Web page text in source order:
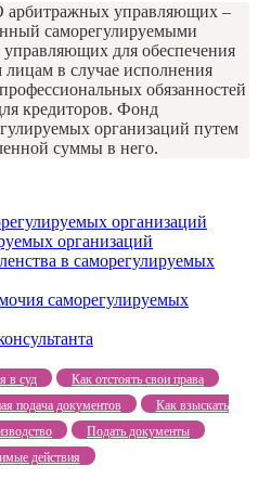
управляющих –
саморегулируемыми
для обеспечения
в случае исполнения
обязанностей
кредиторов. Фонд
организаций путем
суммы в него.
организаций
организаций
в саморегулируемых
саморегулируемых
в суд
Как отстоять свои права
подача документов
Как взыскать
Подать документы
действия